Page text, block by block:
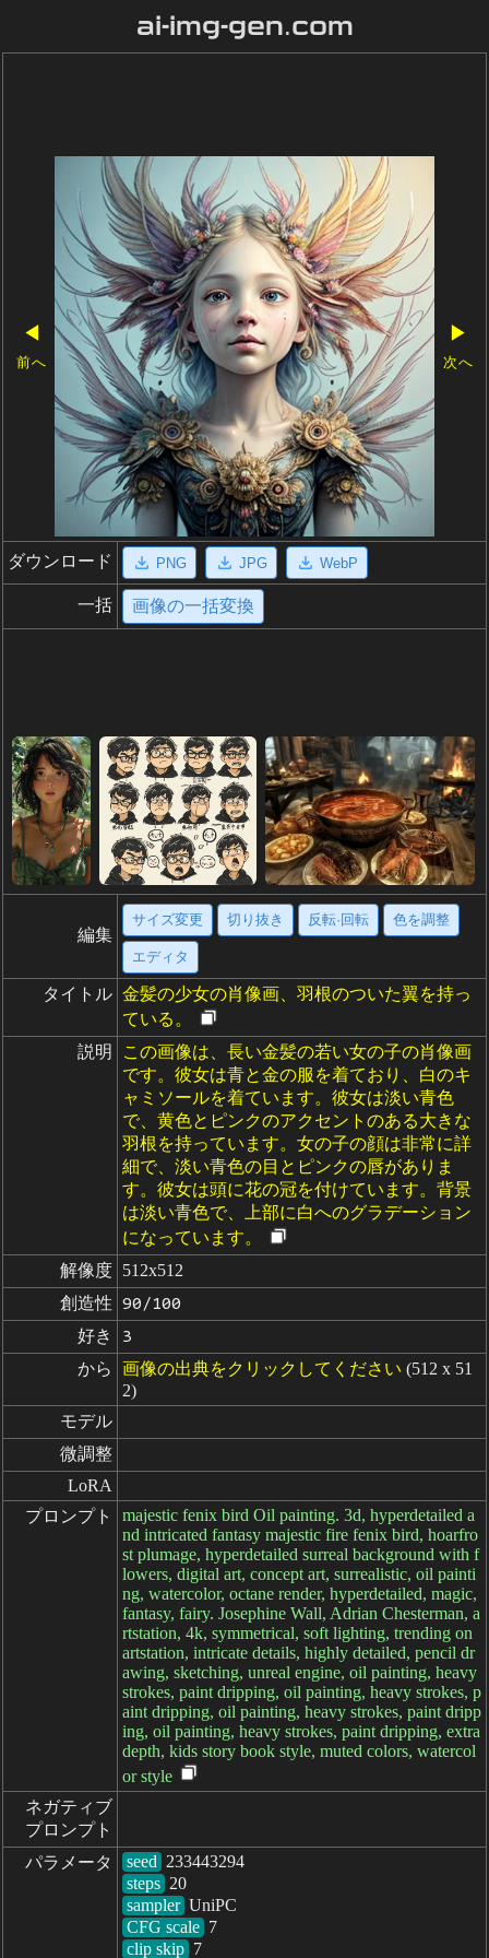
ai-img-gen.com
◀
前へ
▶
次へ
ダウンロード PNG JPG WebP
一括 画像の一括変換
編集
サイズ変更 切り抜き 反転·回転 色を調整
エディタ
タイトル 金髪の少女の肖像画、羽根のついた翼を持っ
ている。
説明
この画像は、長い金髪の若い女の子の肖像画
です。彼女は青と金の服を着ており、白のキ
ャミソールを着ています。彼女は淡い青色
で、黄色とピンクのアクセントのある大きな
羽根を持っています。女の子の顔は非常に詳
細で、淡い青色の目とピンクの唇がありま
す。彼女は頭に花の冠を付けています。背景
は淡い青色で、上部に白へのグラデーション
になっています。
解像度 512x512
創造性
90/100
好き 3
から 画像の出典をクリックしてください (512 x 51
2)
モデル
微調整
LoRA
プロンプト
majestic fenix bird Oil painting. 3d, hyperdetailed a
nd intricated fantasy majestic fire fenix bird, hoarfro
st plumage, hyperdetailed surreal background with f
lowers, digital art, concept art, surrealistic, oil painti
ng, watercolor, octane render, hyperdetailed, magic,
fantasy, fairy. Josephine Wall, Adrian Chesterman, a
rtstation, 4k, symmetrical, soft lighting, trending on
artstation, intricate details, highly detailed, pencil dr
awing, sketching, unreal engine, oil painting, heavy
strokes, paint dripping, oil painting, heavy strokes, p
aint dripping, oil painting, heavy strokes, paint dripp
ing, oil painting, heavy strokes, paint dripping, extra
depth, kids story book style, muted colors, watercol
or style
ネガティブ
プロンプト
パラメータ
seed
steps
sampler
CFG scale
clip skip 7